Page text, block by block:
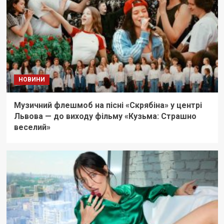
НОВИНИ
Музичний флешмоб на пісні «Скрябіна» у центрі
Львова — до виходу фільму «Кузьма: Страшно
веселий»